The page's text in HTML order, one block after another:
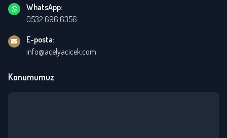
WhatsApp:
0532 696 6356
E-posta:
info@acelyacicek.com
Konumumuz